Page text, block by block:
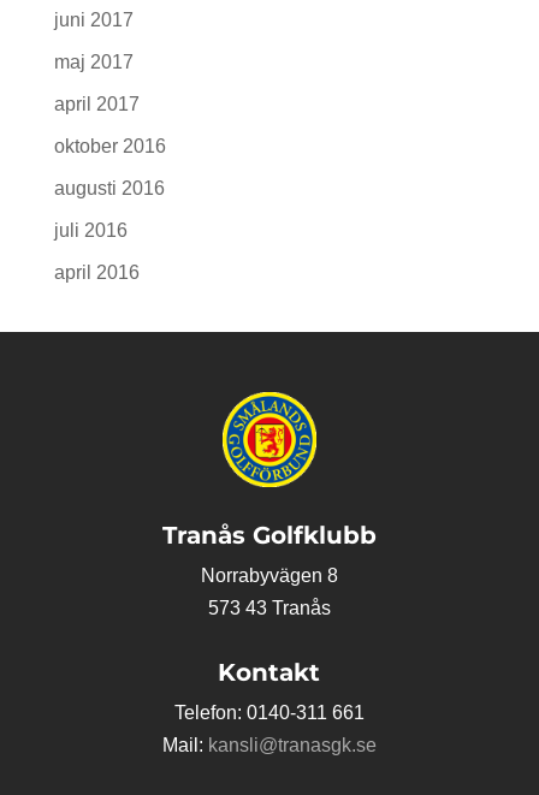
juni 2017
maj 2017
april 2017
oktober 2016
augusti 2016
juli 2016
april 2016
Tranås Golfklubb
Norrabyvägen 8
573 43 Tranås
Kontakt
Telefon: 0140-311 661
Mail: kansli@tranasgk.se